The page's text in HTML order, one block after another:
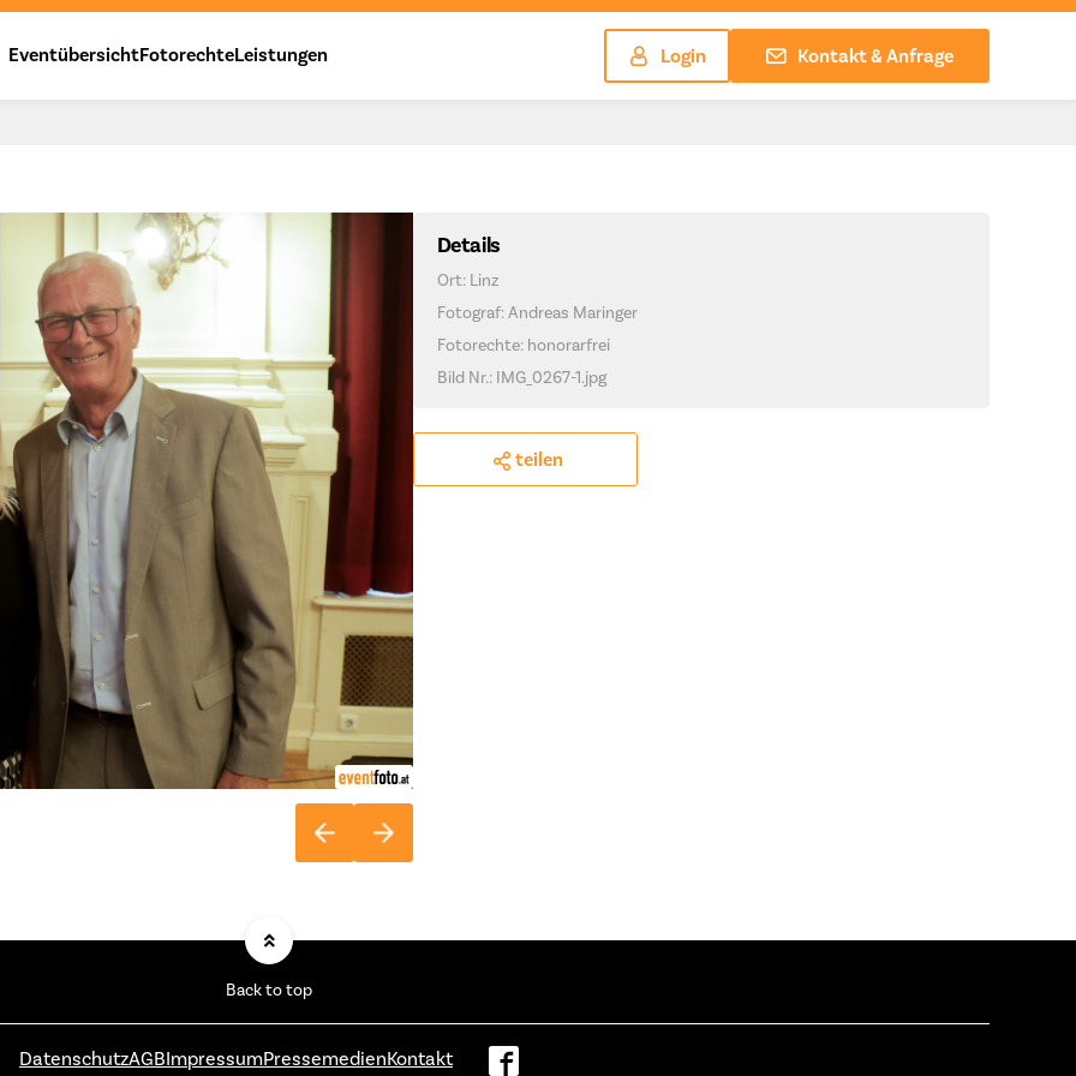
EventübersichtFotorechteLeistungen Login Kontakt & Anfrage
Details
Ort: Linz
Fotograf: Andreas Maringer
Fotorechte: honorarfrei
Bild Nr.: IMG_0267-1.jpg
teilen
Back to top
DatenschutzAGBImpressumPressemedienKontakt